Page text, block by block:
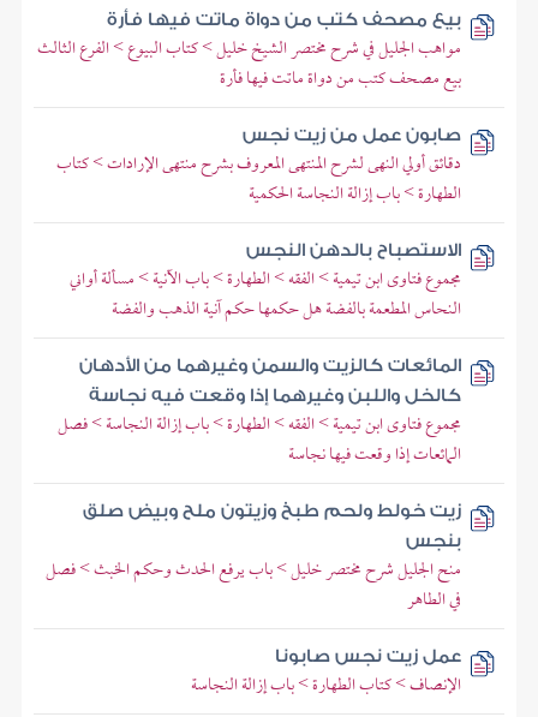
بيع مصحف كتب من دواة ماتت فيها فأرة
مواهب الجليل في شرح مختصر الشيخ خليل > كتاب البيوع > الفرع الثالث
بيع مصحف كتب من دواة ماتت فيها فأرة
صابون عمل من زيت نجس
دقائق أولي النهى لشرح المنتهى المعروف بشرح منتهى الإرادات > كتاب
الطهارة > باب إزالة النجاسة الحكمية
الاستصباح بالدهن النجس
مجموع فتاوى ابن تيمية > الفقه > الطهارة > باب الآنية > مسألة أواني
النحاس المطعمة بالفضة هل حكمها حكم آنية الذهب والفضة
المائعات كالزيت والسمن وغيرهما من الأدهان
كالخل واللبن وغيرهما إذا وقعت فيه نجاسة
مجموع فتاوى ابن تيمية > الفقه > الطهارة > باب إزالة النجاسة > فصل
المائعات إذا وقعت فيها نجاسة
زيت خولط ولحم طبخ وزيتون ملح وبيض صلق
بنجس
منح الجليل شرح مختصر خليل > باب يرفع الحدث وحكم الخبث > فصل
في الطاهر
عمل زيت نجس صابونا
الإنصاف > كتاب الطهارة > باب إزالة النجاسة